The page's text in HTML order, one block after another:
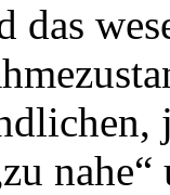
das